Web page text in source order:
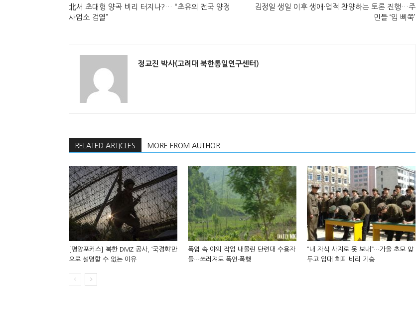
北서 초대형 양곡 비리 터지나?… “초유의 전국 양정
사업소 검열”
김정일 생일 이후 생애·업적 찬양하는 토론 진행…주
민들 ‘입 삐쭉’
정교진 박사(고려대 북한통일연구센터)
RELATED ARTICLES MORE FROM AUTHOR
[평양포커스] 북한 DMZ 공사, ‘국경화’만
으로 설명할 수 없는 이유
폭염 속 야외 작업 내몰린 단련대 수용자
들…쓰러져도 폭언·폭행
“내 자식 사지로 못 보내”…가을 초모 앞
두고 입대 회피 비리 기승